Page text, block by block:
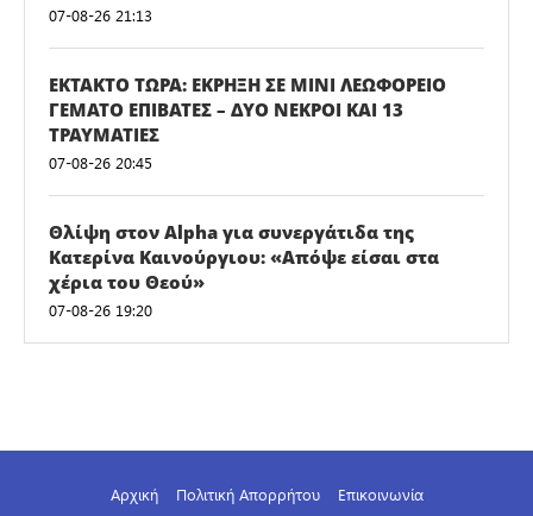
07-08-26 21:13
ΕΚΤΑΚΤΟ ΤΩΡΑ: ΕΚΡΗΞΗ ΣΕ ΜΙΝΙ ΛΕΩΦΟΡΕΙΟ
ΓΕΜΑΤΟ ΕΠΙΒΑΤΕΣ – ΔΥΟ ΝΕΚΡΟΙ ΚΑΙ 13
ΤΡΑΥΜΑΤΙΕΣ
07-08-26 20:45
Θλίψη στον Alpha για συνεργάτιδα της
Κατερίνα Καινούργιου: «Απόψε είσαι στα
χέρια του Θεού»
07-08-26 19:20
Αρχική Πολιτική Απορρήτου Επικοινωνία